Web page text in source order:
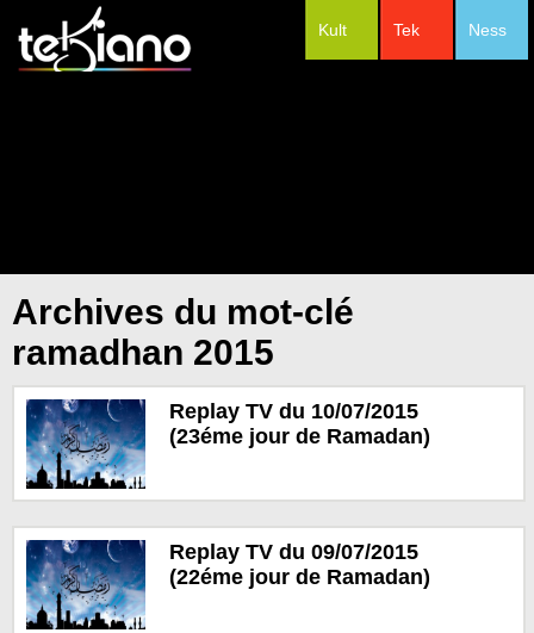
Ness
Tek
Kult
Archives du mot-clé
ramadhan 2015
Replay TV du 10/07/2015
(23éme jour de Ramadan)
Replay TV du 09/07/2015
(22éme jour de Ramadan)